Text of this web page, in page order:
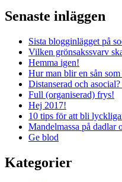
Senaste inläggen
Sista blogginlägget på
Vilken grönsakssvarv
Hemma igen!
Hur man blir en sån som
Distanserad och
Full (organiserad) frys!
Hej 2017!
10 tips för att bli
Mandelmassa på dadlar
Ge blod
Kategorier